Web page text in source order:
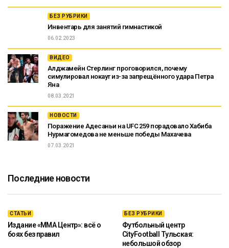
БЕЗ РУБРИКИ
Инвентарь для занятий гимнастикой
06.02.2023
ВИДЕО
Алджамейн Стерлинг проговорился, почему
симулировал нокаут из-за запрещённого удара Петра
Яна
08.03.2021
НОВОСТИ
Поражение Адесаньи на UFC 259 порадовало Хабиба
Нурмагомедова не меньше победы Махачева
07.03.2021
Последние новости
СТАТЬИ
Издание «ММА Центр»: всё о
боях без правил
БЕЗ РУБРИКИ
Футбольный центр
CityFootball Тульская:
небольшой обзор